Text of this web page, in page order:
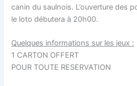
canin du saulnois. L’ouverture des
le loto débutera à 20h00.
Quelques informations sur les jeux :
1 CARTON OFFERT
POUR TOUTE RESERVATION